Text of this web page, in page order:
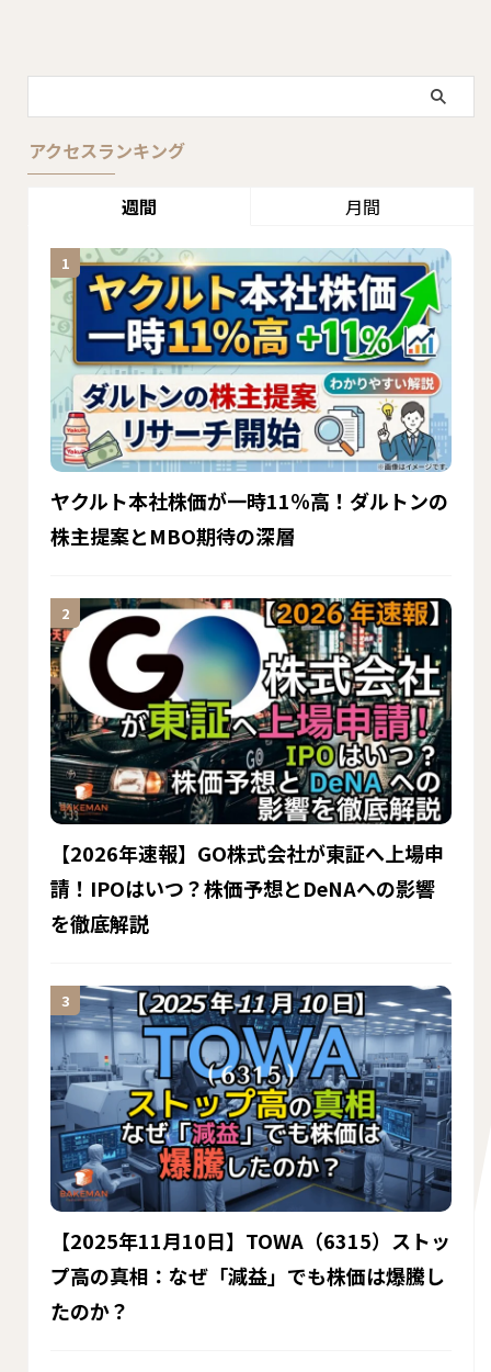
アクセスランキング
週間 月間
ヤクルト本社株価が一時11％高！ダルトンの
株主提案とMBO期待の深層
【2026年速報】GO株式会社が東証へ上場申
請！IPOはいつ？株価予想とDeNAへの影響
を徹底解説
【2025年11月10日】TOWA（6315）ストッ
プ高の真相：なぜ「減益」でも株価は爆騰し
たのか？